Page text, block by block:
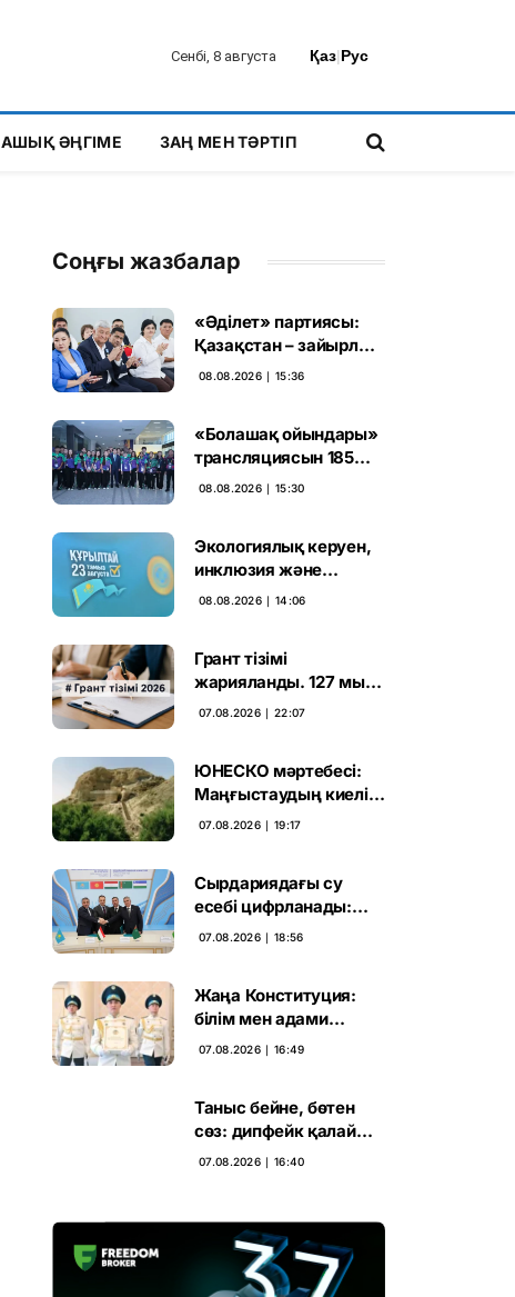
Сенбі, 8 августа Қаз|Рус
АШЫҚ ӘҢГІМЕ ЗАҢ МЕН ТӘРТІП
Соңғы жазбалар
«Әділет» партиясы:
Қазақстан – зайырлы
мемлекет, ал «Заң
08.08.2026 ∣ 15:36
«Болашақ ойындары»
трансляциясын 185
миллион рет көрген
08.08.2026 ∣ 15:30
Экологиялық керуен,
инклюзия және
өндірісті қолдау:
08.08.2026 ∣ 14:06
Грант тізімі
жарияланды. 127 мың
талапкердің
07.08.2026 ∣ 22:07
ЮНЕСКО мәртебесі:
Маңғыстаудың киелі
мұрасын қорғаудың
07.08.2026 ∣ 19:17
Сырдариядағы су
есебі цифрланады:
Орталық Азия ортақ
07.08.2026 ∣ 18:56
Жаңа Конституция:
білім мен адами
капиталға салынған
07.08.2026 ∣ 16:49
Таныс бейне, бөтен
сөз: дипфейк қалай
жұмыс істейді
07.08.2026 ∣ 16:40